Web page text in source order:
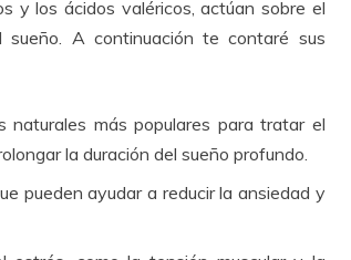
y los ácidos valéricos, actúan sobre el
sueño. A continuación te contaré sus
naturales más populares para tratar el
la duración del sueño profundo.
pueden ayudar a reducir la ansiedad y